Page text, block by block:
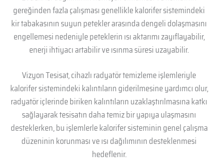
gereğinden fazla çalışması genellikle kalorifer sistemindeki
kir tabakasının suyun petekler arasında dengeli dolaşmasını
engellemesi nedeniyle peteklerin ısı aktarımı zayıflayabilir,
enerji ihtiyacı artabilir ve ısınma süresi uzayabilir.
Vizyon Tesisat, cihazlı radyatör temizleme işlemleriyle
kalorifer sistemindeki kalıntıların giderilmesine yardımcı olur,
radyatör içlerinde biriken kalıntıların uzaklaştırılmasına katkı
sağlayarak tesisatın daha temiz bir yapıya ulaşmasını
desteklerken, bu işlemlerle kalorifer sisteminin genel çalışma
düzeninin korunması ve ısı dağılımının desteklenmesi
hedeflenir.